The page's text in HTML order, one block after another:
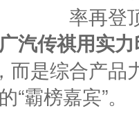
汽传祺用实
而是综合产
霸榜嘉宾”。